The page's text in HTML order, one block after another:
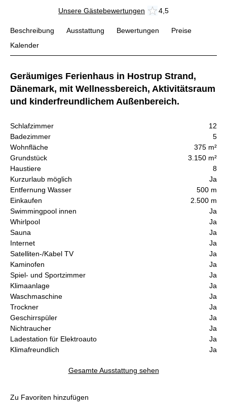
Unsere Gästebewertungen 4,5
Beschreibung Ausstattung Bewertungen
Preise
Kalender
Geräumiges Ferienhaus in Hostrup Strand,
Dänemark, mit Wellnessbereich, Aktivitätsraum
und kinderfreundlichem Außenbereich.
Schlafzimmer
12
Badezimmer
5
Wohnfläche
375 m²
Grundstück
3.150 m²
Haustiere
8
Kurzurlaub möglich
Ja
Entfernung Wasser
500 m
Einkaufen
2.500 m
Swimmingpool innen
Ja
Whirlpool
Ja
Sauna
Ja
Internet
Ja
Satelliten-/Kabel TV
Ja
Kaminofen
Ja
Spiel- und Sportzimmer
Ja
Klimaanlage
Ja
Waschmaschine
Ja
Trockner
Ja
Geschirrspüler
Ja
Nichtraucher
Ja
Ladestation für Elektroauto
Ja
Klimafreundlich
Ja
Gesamte Ausstattung sehen
Zu Favoriten hinzufügen